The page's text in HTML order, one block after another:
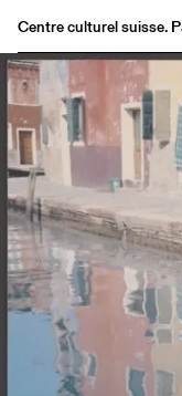
Centre culturel suisse.
Agenda
Librairie
Buvette
Archives
Médiathèque
Éditions
Informations
FR/EN